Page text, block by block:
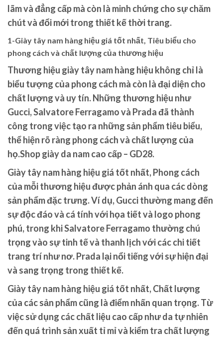
lãm và đẳng cấp mà còn là minh chứng cho sự chăm
chút và đổi mới trong thiết kế thời trang.
1-Giày tây nam hàng hiệu giá tốt nhất, Tiêu biểu cho
phong cách và chất lượng của thương hiệu
Thương hiệu giày tây nam hàng hiệu không chỉ là
biểu tượng của phong cách mà còn là đại diện cho
chất lượng và uy tín. Những thương hiệu như
Gucci, Salvatore Ferragamo và Prada đã thành
công trong việc tạo ra những sản phẩm tiêu biểu,
thể hiện rõ ràng phong cách và chất lượng của
họ.Shop giày da nam cao cấp – GD28.
Giày tây nam hàng hiệu giá tốt nhất, Phong cách
của mỗi thương hiệu được phản ánh qua các dòng
sản phẩm đặc trưng. Ví dụ, Gucci thường mang đến
sự độc đáo và cá tính với họa tiết và logo phong
phú, trong khi Salvatore Ferragamo thường chú
trọng vào sự tinh tế và thanh lịch với các chi tiết
trang trí như nơ. Prada lại nổi tiếng với sự hiện đại
và sang trọng trong thiết kế.
Giày tây nam hàng hiệu giá tốt nhất, Chất lượng
của các sản phẩm cũng là điểm nhấn quan trọng. Từ
việc sử dụng các chất liệu cao cấp như da tự nhiên
đến quá trình sản xuất tỉ mỉ và kiểm tra chất lượng